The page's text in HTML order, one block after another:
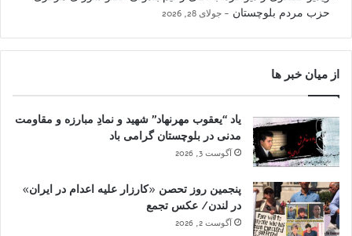
حزب مردم بلوچستان
جولای 28, 2026
از میان خبر ها
یاد “یعقوب مهرنهاد” شهید و نمادِ مبارزه و مقاومت
مدنی در بلوچستان گرامی باد
آگوست 3, 2026
پنجمین روز تحصن «کارزار علیه اعدام در ایران»
در لندن/ عکس تجمع
آگوست 2, 2026